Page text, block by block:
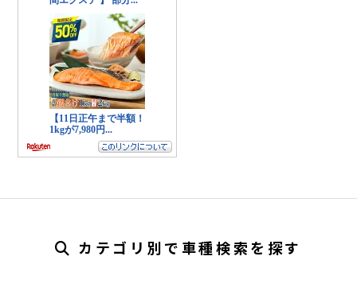
カテゴリ別で車種検索を探す